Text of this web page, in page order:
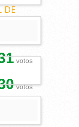
DE
votos
votos